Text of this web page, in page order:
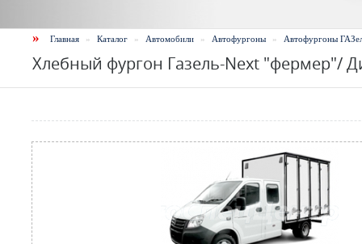
» Главная » Каталог » Автомобили » Автофургоны » Автофургоны
Хлебный фургон Газель-Next "фермер"/